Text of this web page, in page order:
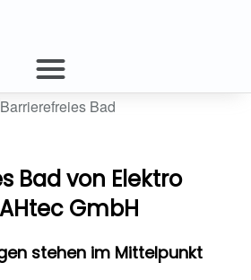
Bad von Elektro
GmbH
stehen im Mittelpunkt